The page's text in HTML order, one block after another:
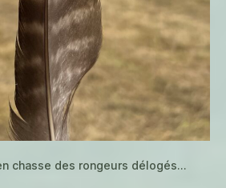
chasse des rongeurs délogés…